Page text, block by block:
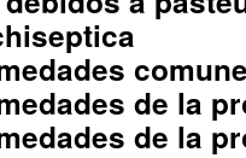
de la
de la